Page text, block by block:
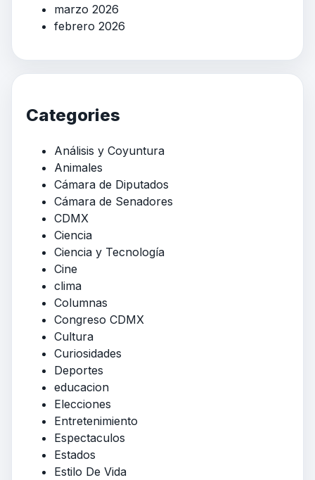
marzo 2026
febrero 2026
Categories
Análisis y Coyuntura
Animales
Cámara de Diputados
Cámara de Senadores
CDMX
Ciencia
Ciencia y Tecnología
Cine
clima
Columnas
Congreso CDMX
Cultura
Curiosidades
Deportes
educacion
Elecciones
Entretenimiento
Espectaculos
Estados
Estilo De Vida